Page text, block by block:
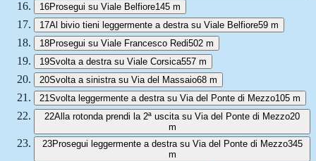
16Prosegui su Viale Belfiore145 m
17Al bivio tieni leggermente a destra su Viale Belfiore59 m
18Prosegui su Viale Francesco Redi502 m
19Svolta a destra su Viale Corsica557 m
20Svolta a sinistra su Via del Massaio68 m
21Svolta leggermente a destra su Via del Ponte di Mezzo105 m
22Alla rotonda prendi la 2ª uscita su Via del Ponte di Mezzo20
m
23Prosegui leggermente a destra su Via del Ponte di Mezzo345
m